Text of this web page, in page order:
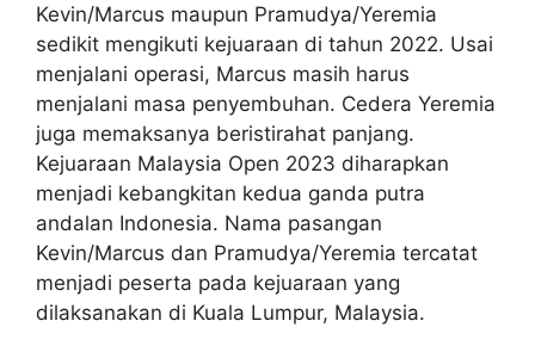
Kevin/Marcus maupun Pramudya/Yeremia
sedikit mengikuti kejuaraan di tahun 2022. Usai
menjalani operasi, Marcus masih harus
menjalani masa penyembuhan. Cedera Yeremia
juga memaksanya beristirahat panjang.
Kejuaraan Malaysia Open 2023 diharapkan
menjadi kebangkitan kedua ganda putra
andalan Indonesia. Nama pasangan
Kevin/Marcus dan Pramudya/Yeremia tercatat
menjadi peserta pada kejuaraan yang
dilaksanakan di Kuala Lumpur, Malaysia.